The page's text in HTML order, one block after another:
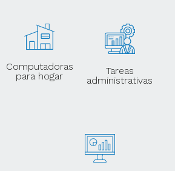
Computadoras
para hogar
Tareas
administrativas